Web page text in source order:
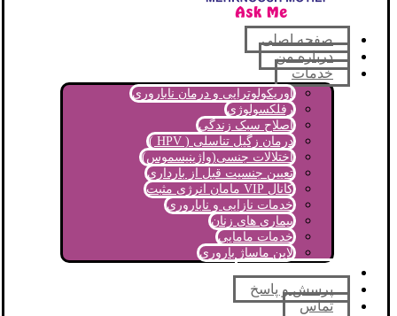
صفحه اصلی
درباره من
خدمات
اوریکولوتراپی و درمان ناباروری
رفلکسولوژی
اصلاح سبک زندگی
درمان زگیل تناسلی ( HPV )
اختلالات جنسی(واژینیسموس)
تعیین جنسیت قبل از بارداری
کانال VIP مامان انرژی مثبت
خدمات نازایی و ناباروری
بیماری های زنان
خدمات مامایی
لاین ماساژ باروری
مجله آموزشی
پرسش و پاسخ
تماس